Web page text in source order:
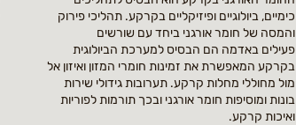
כימיים, ביולוגיים ופיזיקליים בקרקע. תהליכי פירוק
והמסה של חומר אורגני ביחד עם שורשים
פעילים באדמה הם הבסיס למערכת הביולוגית
בקרקע המאפשרת את זמינות חומרי המזון ואיזון אל
מול מחוללי מחלות קרקע. תערובות גידולי שירות
בונות ומוסיפות חומר אורגני ובכך תורמות לפוריות
ואיכות קרקע.